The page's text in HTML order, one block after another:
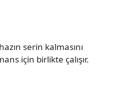
serin kalmasını
için birlikte çalışır.